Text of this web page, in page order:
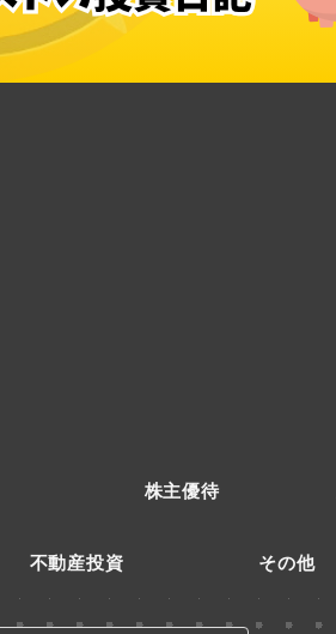
株主優待
不動産投資 その他